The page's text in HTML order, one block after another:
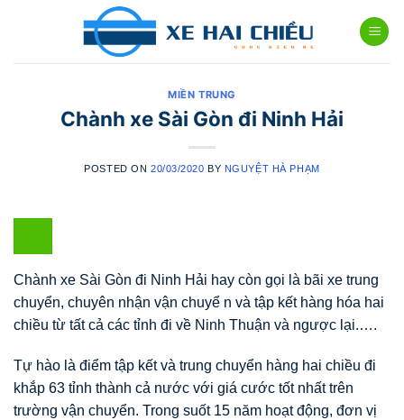
MIỀN TRUNG
Chành xe Sài Gòn đi Ninh Hải
POSTED ON 20/03/2020 BY NGUYỆT HÀ PHẠM
Chành xe Sài Gòn đi Ninh Hải hay còn gọi là bãi xe trung
chuyển, chuyên nhận vận chuyể n và tập kết hàng hóa hai
chiều từ tất cả các tỉnh đi về Ninh Thuận và ngược lại.….
Tự hào là điểm tập kết và trung chuyển hàng hai chiều đi
khắp 63 tỉnh thành cả nước với giá cước tốt nhất trên
trường vận chuyển. Trong suốt 15 năm hoạt động, đơn vị